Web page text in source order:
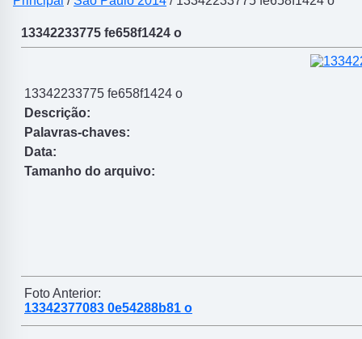
13342233775 fe658f1424 o
13342233775 fe658f1424 o
Descrição:
Palavras-chaves:
Data:
Tamanho do arquivo:
Foto Anterior:
13342377083 0e54288b81 o